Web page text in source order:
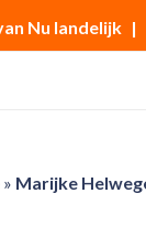
Nu landelijk |
» Marijke